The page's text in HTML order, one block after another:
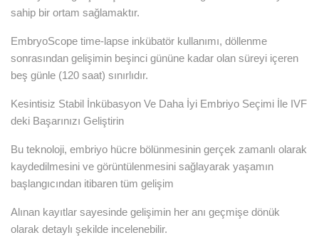
sahip bir ortam sağlamaktır.
EmbryoScope time-lapse inkübatör kullanımı, döllenme
sonrasından gelişimin beşinci gününe kadar olan süreyi içeren
beş günle (120 saat) sınırlıdır.
Kesintisiz Stabil İnkübasyon Ve Daha İyi Embriyo Seçimi İle IVF
deki Başarınızı Geliştirin
Bu teknoloji, embriyo hücre bölünmesinin gerçek zamanlı olarak
kaydedilmesini ve görüntülenmesini sağlayarak yaşamın
başlangıcından itibaren tüm gelişim
Alınan kayıtlar sayesinde gelişimin her anı geçmişe dönük
olarak detaylı şekilde incelenebilir.